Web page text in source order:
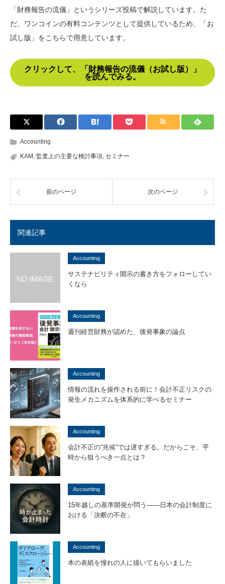
「財務報告の流儀」というシリーズ投稿で解説しています。た
だ、ワンコインの有料コンテンツとして提供しているため、「お
試し版」をこちらで用意しています。
クリックして、「財務報告の流儀（お試し版）」
を読んでみる。
Accounting
KAM , 監査上の主要な検討事項, セミナー
前のページ 次のページ
関連記事
Accounting
サステナビリティ開示の書き方をフォローしてい
くなら
Accounting
週刊経営財務が認めた、後発事象の論点
Accounting
情報の流れを操作される前に！会計不正リスクの
発生メカニズムを体系的に学べるセミナー
Accounting
会計不正の“兆候”では遅すぎる。だからこそ、平
時から狙うべき一点とは？
Accounting
15年越しの基準開発が問う——日本の会計制度に
おける「決断の不在」
Accounting
本の表紙を憧れの人に描いてもらいました